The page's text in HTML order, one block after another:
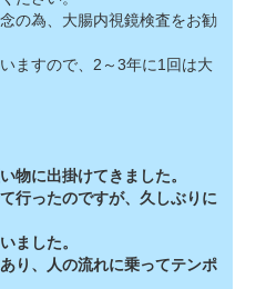
の為、大腸内視鏡検査をお勧
ますので、2～3年に1回は大
物に出掛けてきました。
行ったのですが、久しぶりに
ました。
り、人の流れに乗ってテンポ